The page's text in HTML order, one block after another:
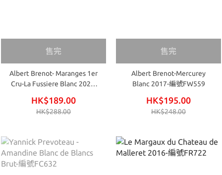
售完
Albert Brenot- Maranges 1er
Cru-La Fussiere Blanc 2020-
HK$189.00
HK$288.00
售完
Albert Brenot-Mercurey
Blanc 2017-編號FW559
HK$195.00
HK$248.00